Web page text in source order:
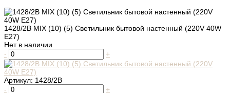
1428/2B MIX (10) (5) Светильник бытовой настенный (220V 40W
E27)
Нет в наличии
-
+
Артикул: 1428/2B
-
+